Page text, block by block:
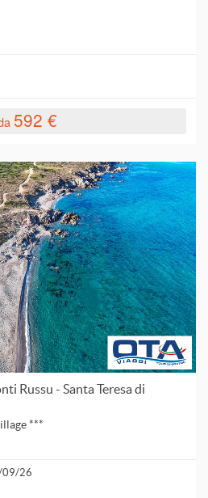
592 €
Russu - Santa Teresa di
***
09/26